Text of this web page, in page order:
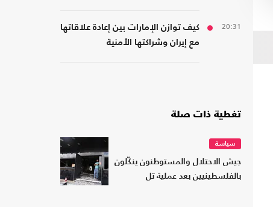
20:31
كيف توازن الإمارات بين إعادة علاقاتها
مع إيران وشراكتها الأمنية
تغطية ذات صلة
سياسة
جيش الاحتلال والمستوطنون ينكّلون
بالفلسطينيين بعد عملية تل